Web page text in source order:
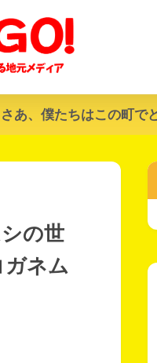
あ、僕たちはこの町で
の世
ガネム